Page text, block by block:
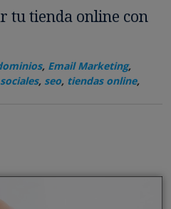
tu tienda online con
, Email Marketing,
, seo, tiendas online,